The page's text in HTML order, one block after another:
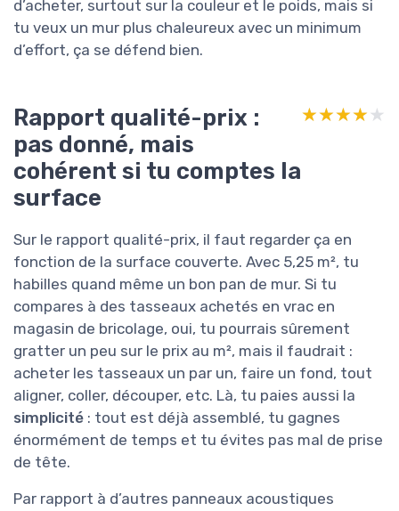
d’acheter, surtout sur la couleur et le poids, mais si
tu veux un mur plus chaleureux avec un minimum
d’effort, ça se défend bien.
Rapport qualité-prix :
pas donné, mais
cohérent si tu comptes la
surface
★★★★★
★★★★★
Sur le rapport qualité-prix, il faut regarder ça en
fonction de la surface couverte. Avec 5,25 m², tu
habilles quand même un bon pan de mur. Si tu
compares à des tasseaux achetés en vrac en
magasin de bricolage, oui, tu pourrais sûrement
gratter un peu sur le prix au m², mais il faudrait :
acheter les tasseaux un par un, faire un fond, tout
aligner, coller, découper, etc. Là, tu paies aussi la
simplicité : tout est déjà assemblé, tu gagnes
énormément de temps et tu évites pas mal de prise
de tête.
Par rapport à d’autres panneaux acoustiques